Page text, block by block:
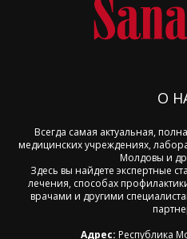
О
Всегда самая актуальная,
медицинских учреждениях,
Молдовы и
Здесь вы найдете экспертные
лечения, способах
врачами и другими
Адрес: Республика